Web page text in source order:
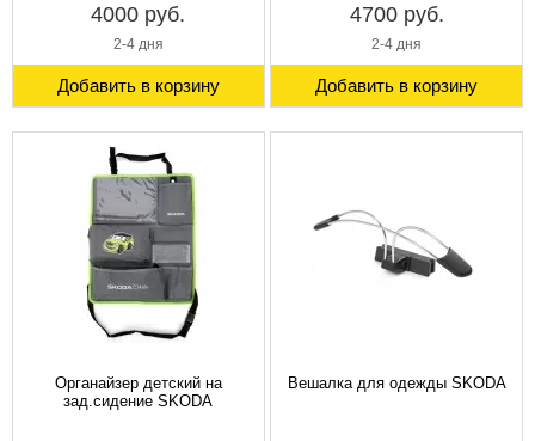
4000 руб.
2-4 дня
Добавить в корзину
4700 руб.
2-4 дня
Добавить в корзину
Органайзер детский на
зад.сидение SKODA
Вешалка для одежды SKODA